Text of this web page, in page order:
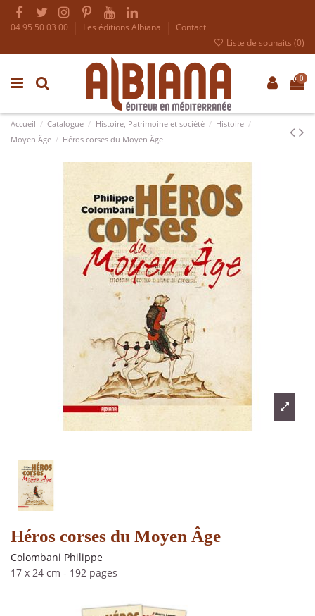
04 95 50 03 00 Les éditions Albiana
Contact
Liste de souhaits (0)
0
Accueil Catalogue Histoire, Patrimoine et société
Histoire
Moyen Âge
Héros corses du Moyen Âge
Héros corses du Moyen Âge
Colombani Philippe
17 x 24 cm - 192 pages